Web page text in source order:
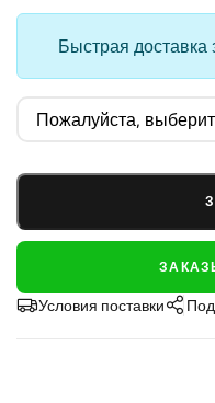
Быстрая доставка
Условия поставки